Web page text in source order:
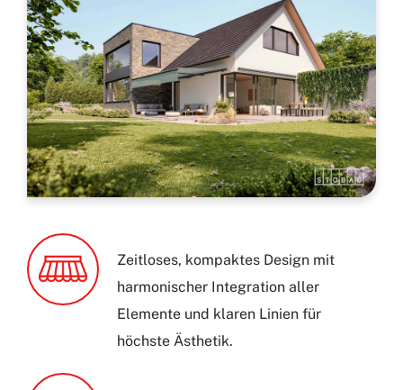
Zeitloses, kompaktes Design mit
harmonischer Integration aller
Elemente und klaren Linien für
höchste Ästhetik.